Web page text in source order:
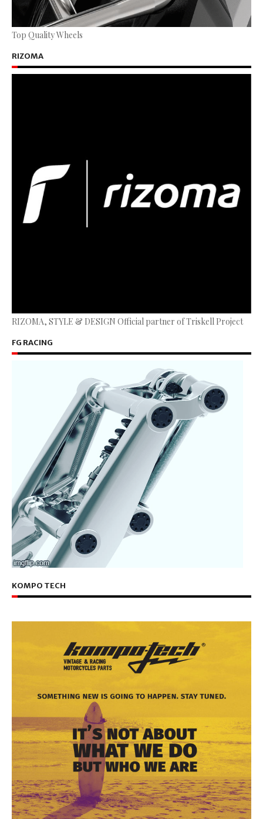
Top Quality Wheels
RIZOMA
RIZOMA, STYLE & DESIGN Official partner of Triskell Project
FG RACING
KOMPO TECH